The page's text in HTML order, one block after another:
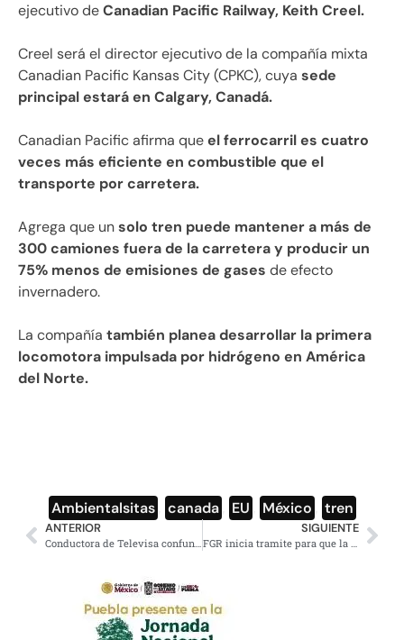
ejecutivo deCanadian Pacific Railway, Keith Creel.
Creel será el director ejecutivo de la compañía mixta
Canadian Pacific Kansas City (CPKC), cuya sede
principal estará en Calgary, Canadá.
Canadian Pacific afirma queel ferrocarril es cuatro
veces más eficiente en combustible que el
transporte por carretera.
Agrega que unsolo tren puede mantener a más de
300 camiones fuera de la carretera y producir un
75% menos de emisiones de gases de efecto
invernadero.
La compañía también planea desarrollar la primera
locomotora impulsada por hidrógeno en América
del Norte.
Ambientalsitas canada EU México tren
ANTERIOR
Conductora de Televisa confunde a Benito Juárez con Hidalgo; la tachan de ignorante y déspota
SIGUIENTE
FGR inicia tramite para que la Interpol detenga a Gómez Mont y a su esposo